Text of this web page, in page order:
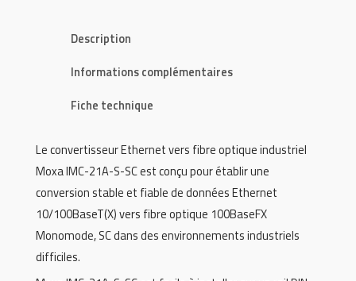
Description
Informations complémentaires
Fiche technique
Le convertisseur Ethernet vers fibre optique industriel
Moxa IMC-21A-S-SC est conçu pour établir une
conversion stable et fiable de données Ethernet
10/100BaseT(X) vers fibre optique 100BaseFX
Monomode, SC dans des environnements industriels
difficiles.